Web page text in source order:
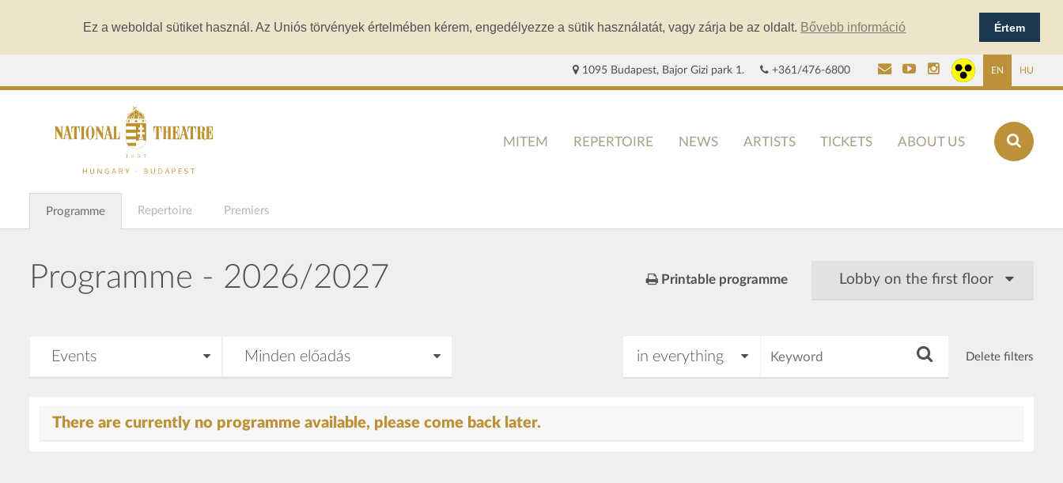
Ez a weboldal sütiket használ. Az Uniós törvények értelmében kérem, engedélyezze a sütik használatát, vagy zárja be az oldalt. Bővebb információ Értem
1095 Budapest, Bajor Gizi park 1. +361/476-6800 EN HU
MITEM REPERTOIRE NEWS ARTISTS TICKETS ABOUT US
Programme Repertoire Premiers
Programme - 2026/2027 Printable programme Lobby on the first floor
Delete filters
There are currently no programme available, please come back later.